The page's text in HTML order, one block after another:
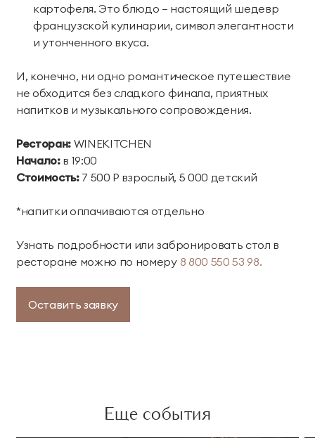
картофеля. Это блюдо – настоящий шедевр
французской кулинарии, символ элегантности
и утонченного вкуса.
И, конечно, ни одно романтическое путешествие
не обходится без сладкого финала, приятных
напитков и музыкального сопровождения.
Ресторан:WINEKITCHEN
Начало:в 19:00
Стоимость:7 500 Р взрослый, 5 000 детский
*напитки оплачиваются отдельно
Узнать подробности или забронировать стол в
ресторане можно по номеру 8 800 550 53 98.
Оставить заявку
Еще события
Парусный клуб Яхт-клуб «Мрия»
Маяк Мечты
Экскурсии
Экскурсии на
территории курорта
Экскурсии по Крыму
Групповые экскурсии